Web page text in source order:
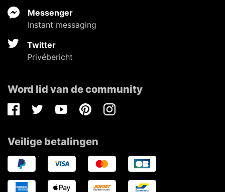
Messenger
Instant messaging
Twitter
Privébericht
Word lid van de community
FacebookTwitterYoutubePinterestInstagram
Veilige betalingen